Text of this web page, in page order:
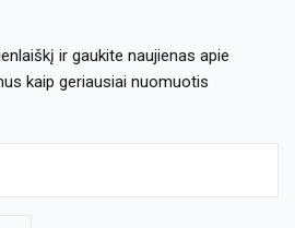
ir gaukite naujienas apie
kaip geriausiai nuomuotis